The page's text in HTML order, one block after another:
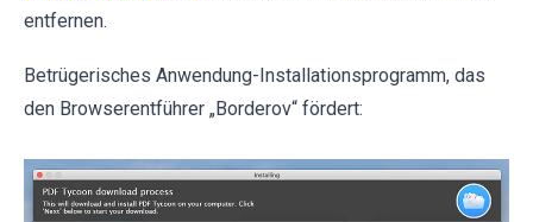
entfernen.
Betrügerisches Anwendung-Installationsprogramm, das
den Browserentführer „Borderov“ fördert: